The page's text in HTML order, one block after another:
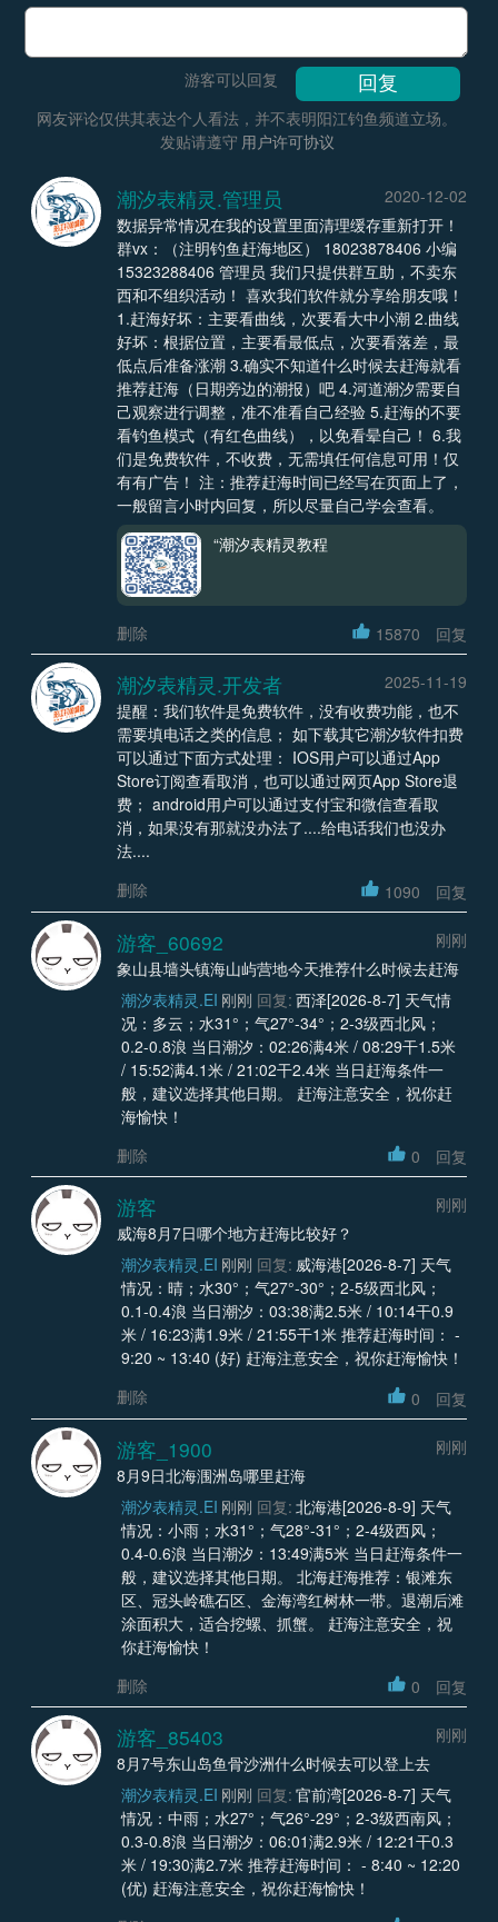
游客可以回复
网友评论仅供其表达个人看法，并不表明阳江钓鱼频道立场。
发贴请遵守 用户许可协议
潮汐表精灵.管理员
2020-12-02
数据异常情况在我的设置里面清理缓存重新打开！
群vx：（注明钓鱼赶海地区） 18023878406 小编
15323288406 管理员 我们只提供群互助，不卖东
西和不组织活动！ 喜欢我们软件就分享给朋友哦！
1.赶海好坏：主要看曲线，次要看大中小潮 2.曲线
好坏：根据位置，主要看最低点，次要看落差，最
低点后准备涨潮 3.确实不知道什么时候去赶海就看
推荐赶海（日期旁边的潮报）吧 4.河道潮汐需要自
己观察进行调整，准不准看自己经验 5.赶海的不要
看钓鱼模式（有红色曲线），以免看晕自己！ 6.我
们是免费软件，不收费，无需填任何信息可用！仅
有有广告！ 注：推荐赶海时间已经写在页面上了，
一般留言小时内回复，所以尽量自己学会查看。
“潮汐表精灵教程
删除 15870 回复
潮汐表精灵.开发者
2025-11-19
提醒：我们软件是免费软件，没有收费功能，也不
需要填电话之类的信息； 如下载其它潮汐软件扣费
可以通过下面方式处理： IOS用户可以通过App
Store订阅查看取消，也可以通过网页App Store退
费； android用户可以通过支付宝和微信查看取
消，如果没有那就没办法了....给电话我们也没办
法....
删除
1090 回复
游客_60692
刚刚
象山县墙头镇海山屿营地今天推荐什么时候去赶海
潮汐表精灵.EI 刚刚 回复: 西泽[2026-8-7] 天气情
况：多云；水31°；气27°-34°；2-3级西北风；
0.2-0.8浪 当日潮汐：02:26满4米 / 08:29干1.5米
/ 15:52满4.1米 / 21:02干2.4米 当日赶海条件一
般，建议选择其他日期。 赶海注意安全，祝你赶
海愉快！
删除
0 回复
游客
刚刚
威海8月7日哪个地方赶海比较好？
潮汐表精灵.EI 刚刚 回复: 威海港[2026-8-7] 天气
情况：晴；水30°；气27°-30°；2-5级西北风；
0.1-0.4浪 当日潮汐：03:38满2.5米 / 10:14干0.9
米 / 16:23满1.9米 / 21:55干1米 推荐赶海时间： -
9:20 ~ 13:40 (好) 赶海注意安全，祝你赶海愉快！
删除
0 回复
游客_1900
刚刚
8月9日北海涠洲岛哪里赶海
潮汐表精灵.EI 刚刚 回复: 北海港[2026-8-9] 天气
情况：小雨；水31°；气28°-31°；2-4级西风；
0.4-0.6浪 当日潮汐：13:49满5米 当日赶海条件一
般，建议选择其他日期。 北海赶海推荐：银滩东
区、冠头岭礁石区、金海湾红树林一带。退潮后滩
涂面积大，适合挖螺、抓蟹。 赶海注意安全，祝
你赶海愉快！
删除
0 回复
游客_85403
刚刚
8月7号东山岛鱼骨沙洲什么时候去可以登上去
潮汐表精灵.EI 刚刚 回复: 官前湾[2026-8-7] 天气
情况：中雨；水27°；气26°-29°；2-3级西南风；
0.3-0.8浪 当日潮汐：06:01满2.9米 / 12:21干0.3
米 / 19:30满2.7米 推荐赶海时间： - 8:40 ~ 12:20
(优) 赶海注意安全，祝你赶海愉快！